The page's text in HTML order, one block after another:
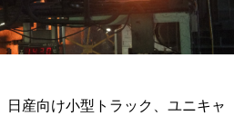
産向け小型トラック、ユニキャ